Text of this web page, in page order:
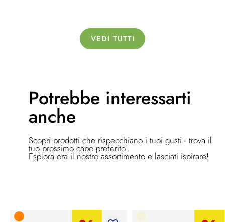
VEDI TUTTI
Potrebbe interessarti
anche
Scopri prodotti che rispecchiano i tuoi gusti - trova il
tuo prossimo capo preferito!
Esplora ora il nostro assortimento e lasciati ispirare!